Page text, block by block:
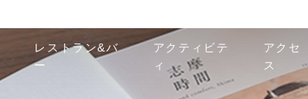
レストラン&バ
ー
アクティビテ
ィ
アクセ
ス